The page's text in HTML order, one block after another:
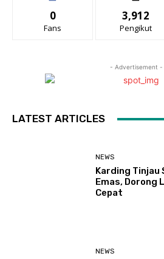
0
Fans
3,912
Pengikut
- Advertisement -
LATEST ARTICLES
NEWS
Karding Tinjau
Emas, Dorong
Cepat
NEWS